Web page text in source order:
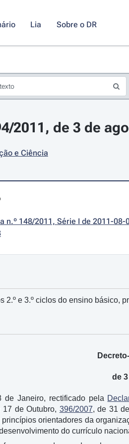
Lia Sobre o DR
2011, de 3 de
e Ciência
n.º 148/2011, Série I de 2011-08-
2.º e 3.º ciclos do ensino básico,
de
de Janeiro, rectificado pela
17 de Outubro, 396/2007, de 31
orientadores da
do currículo